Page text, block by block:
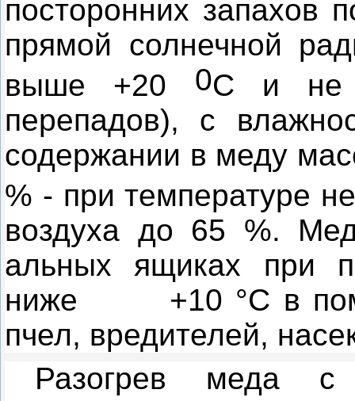
посторонних запахов
прямой солнечной
выше +20 0С и не
перепадов), с
содержании в меду
% - при температуре
воздуха до 65 %.
альных ящиках при
ниже
+10 °С в
пчел, вредителей,
Разогрев меда